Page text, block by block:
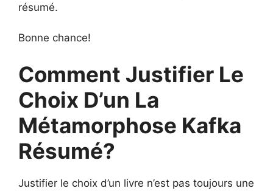
résumé.
Bonne chance!
Comment Justifier Le
Choix D’un La
Métamorphose Kafka
Résumé?
Justifier le choix d’un livre n’est pas toujours une